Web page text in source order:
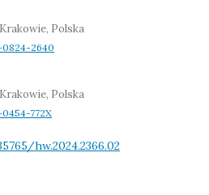
Polska
2640
Polska
772X
hw.2024.2366.02